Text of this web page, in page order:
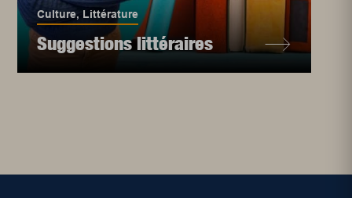
Culture, Littérature
Suggestions littéraires